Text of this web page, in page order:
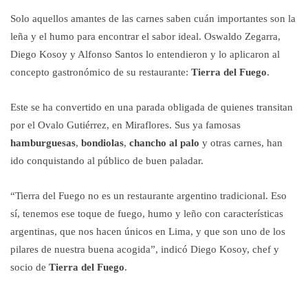
Solo aquellos amantes de las carnes saben cuán importantes son la
leña y el humo para encontrar el sabor ideal. Oswaldo Zegarra,
Diego Kosoy y Alfonso Santos lo entendieron y lo aplicaron al
concepto gastronómico de su restaurante: Tierra del Fuego.
Este se ha convertido en una parada obligada de quienes transitan
por el Ovalo Gutiérrez, en Miraflores. Sus ya famosas
hamburguesas, bondiolas, chancho al palo y otras carnes, han
ido conquistando al público de buen paladar.
“Tierra del Fuego no es un restaurante argentino tradicional. Eso
sí, tenemos ese toque de fuego, humo y leño con características
argentinas, que nos hacen únicos en Lima, y que son uno de los
pilares de nuestra buena acogida”, indicó Diego Kosoy, chef y
socio de Tierra del Fuego.